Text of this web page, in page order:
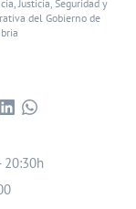
Justicia, Seguridad y
del Gobierno de
Visita
perfil
en
Visita
perfil
20:30h